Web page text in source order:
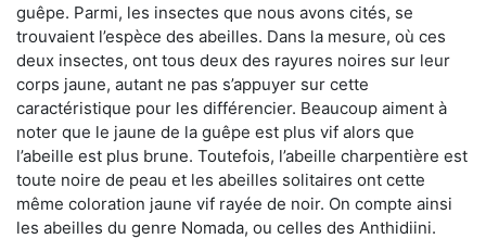
guêpe. Parmi, les insectes que nous avons cités, se
trouvaient l’espèce des abeilles. Dans la mesure, où ces
deux insectes, ont tous deux des rayures noires sur leur
corps jaune, autant ne pas s’appuyer sur cette
caractéristique pour les différencier. Beaucoup aiment à
noter que le jaune de la guêpe est plus vif alors que
l’abeille est plus brune. Toutefois, l’abeille charpentière est
toute noire de peau et les abeilles solitaires ont cette
même coloration jaune vif rayée de noir. On compte ainsi
les abeilles du genre Nomada, ou celles des Anthidiini.